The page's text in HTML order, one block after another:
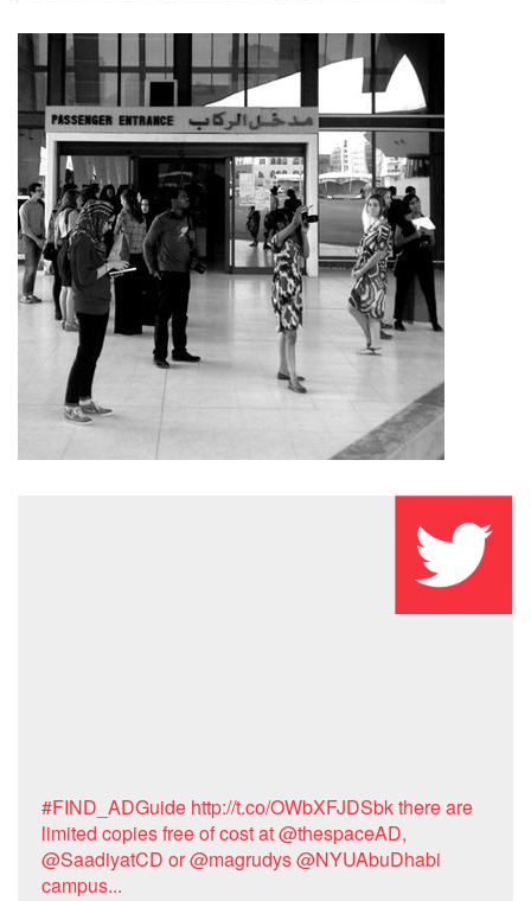
#FIND_ADGuide http://t.co/OWbXFJDSbk there are
limited copies free of cost at @thespaceAD,
@SaadiyatCD or @magrudys @NYUAbuDhabi
campus...